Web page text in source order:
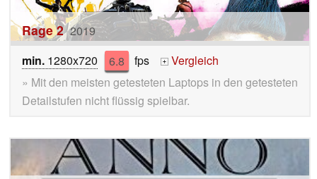
Rage 2 2019
min. 1280x720 6.8 fps +
Vergleich
» Mit den meisten getesteten Laptops in den getesteten
Detailstufen nicht flüssig spielbar.